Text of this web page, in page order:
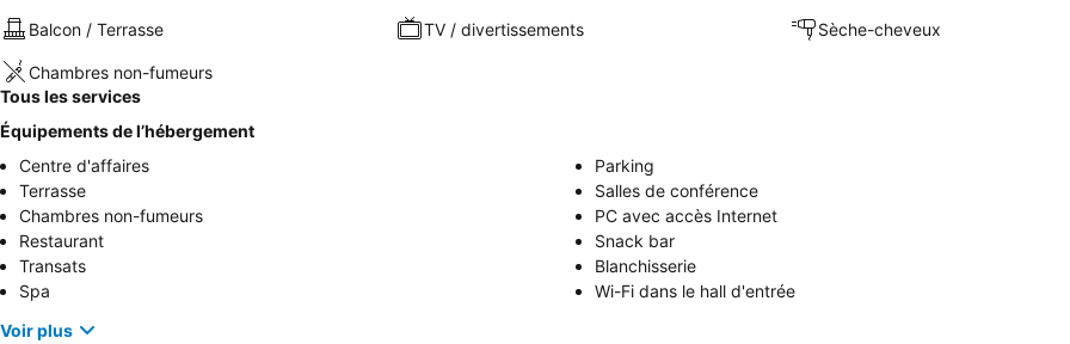
Balcon / Terrasse TV / divertissements Sèche-cheveux
Chambres non-fumeurs
Tous les services
Équipements de l’hébergement
Centre d'affaires
Parking
Terrasse
Salles de conférence
Chambres non-fumeurs
PC avec accès Internet
Restaurant
Snack bar
Transats
Blanchisserie
Spa
Wi-Fi dans le hall d'entrée
Voir plus